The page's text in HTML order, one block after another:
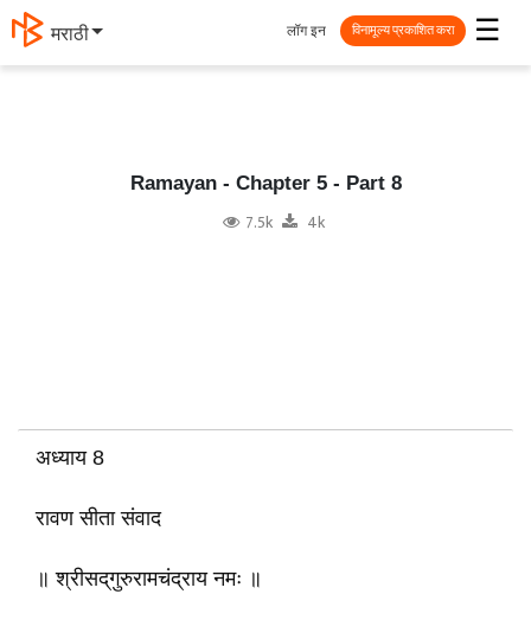
தமிழ் ☰
लॉग इन विनामूल्य प्रकाशित करा
Ramayan - Chapter 5 - Part 8
7.5k 4k
अध्याय 8
रावण सीता संवाद
॥ श्रीसद्‌गुरुरामचंद्राय नमः ॥